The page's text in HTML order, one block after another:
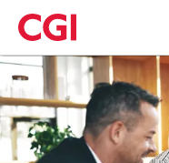
Skip
to
main
content